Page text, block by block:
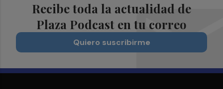
Recibe toda la actualidad de
Plaza Podcast en tu correo
Quiero suscribirme